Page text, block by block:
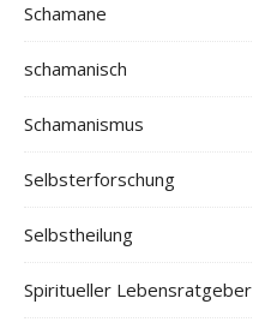
Schamane
schamanisch
Schamanismus
Selbsterforschung
Selbstheilung
Spiritueller Lebensratgeber